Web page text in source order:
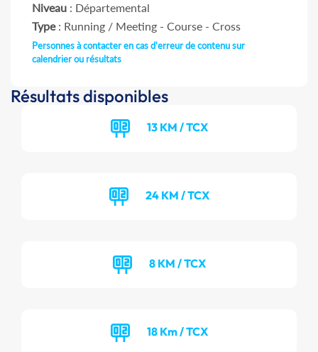
Niveau : Départemental
Type: Running / Meeting - Course - Cross
Personnes à contacter en cas d'erreur de contenu sur
calendrier ou résultats
Résultats disponibles
13 KM / TCX
24 KM / TCX
8 KM / TCX
18 Km / TCX